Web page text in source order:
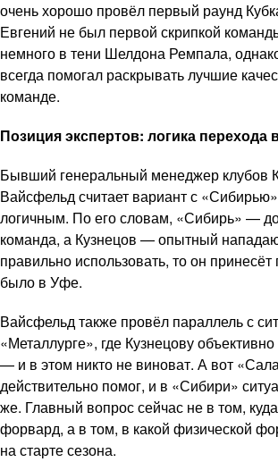
очень хорошо провёл первый раунд
Евгений не был первой скрипкой
немного в тени Шелдона Ремпала,
всегда помогал раскрывать лучшие
команде.
Позиция экспертов: логика перехода
Бывший генеральный менеджер клубов
Вайсфельд считает вариант с
логичным. По его словам, «Сибирь» —
команда, а Кузнецов — опытный
правильно использовать, то он принесёт
было в Уфе.
Вайсфельд также провёл параллель с
«Металлурге», где Кузнецову
— и в этом никто не виноват. А вот
действительно помог, и в «Сибири»
же. Главный вопрос сейчас не в том,
форвард, а в том, в какой физической
на старте сезона.